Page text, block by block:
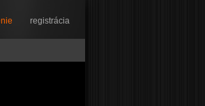
registrácia